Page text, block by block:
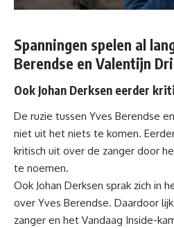
Spanningen spelen al
Berendse en Valentijn
Ook Johan Derksen eerder
De ruzie tussen Yves Berendse
niet uit het niets te komen.
kritisch uit over de zanger door
te noemen.
Ook Johan Derksen sprak zich in
over Yves Berendse. Daardoor
zanger en het Vandaag Inside-